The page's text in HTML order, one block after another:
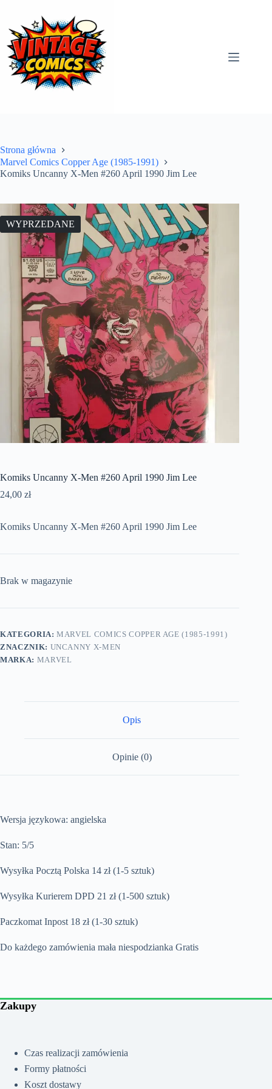
treści
Strona główna
Marvel Comics Copper Age (1985-1991)
Komiks Uncanny X-Men #260 April 1990 Jim Lee
WYPRZEDANE
Komiks Uncanny X-Men #260 April 1990 Jim Lee
24,00 zł
Komiks Uncanny X-Men #260 April 1990 Jim Lee
Brak w magazynie
KATEGORIA:MARVEL COMICS COPPER AGE (1985-1991)
ZNACZNIK: UNCANNY X-MEN
MARKA: MARVEL
Opis
Opinie (0)
Wersja językowa: angielska
Stan: 5/5
Wysyłka Pocztą Polska 14 zł (1-5 sztuk)
Wysyłka Kurierem DPD 21 zł (1-500 sztuk)
Paczkomat Inpost 18 zł (1-30 sztuk)
Do każdego zamówienia mała niespodzianka Gratis
Zakupy
Czas realizacji zamówienia
Formy płatności
Koszt dostawy